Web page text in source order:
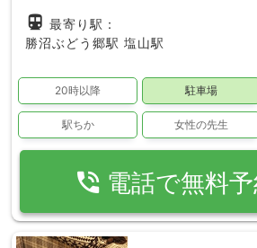
directions_subway 最寄り駅：
勝沼ぶどう郷駅 塩山駅
20時以降 駐車場
駅ちか 女性の先生
phone_in_talk 電話で無料